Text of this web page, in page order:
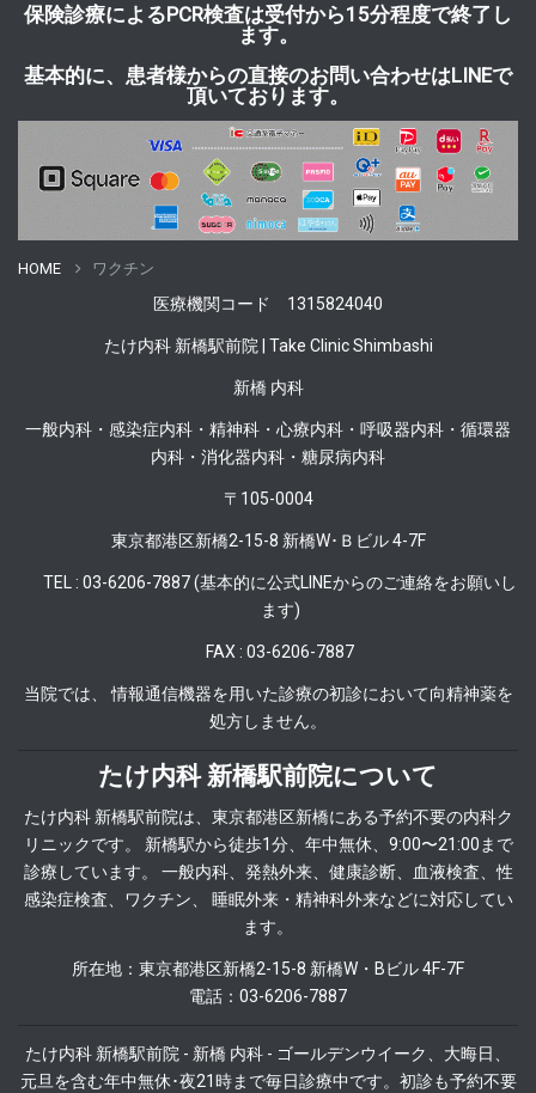
保険診療によるPCR検査は受付から15分程度で終了し
ます。
基本的に、患者様からの直接のお問い合わせはLINEで
頂いております。
HOME ワクチン
医療機関 コード 1315824040
たけ内科 新橋駅前院 | Take Clinic Shimbashi
新橋 内科
一般内科・感染症内科・精神科・心療内科・呼吸器内科・循環器
内科・消化器内科・糖尿病内科
〒105-0004
東京都港区新橋2-15-8 新橋W･Ｂビル 4-7F
TEL : 03-6206-7887 (基本的に公式LINEからのご連絡をお願いし
ます)
FAX : 03-6206-7887
当院では、 情報通信機器を用いた診療の初診において向精神薬を
処方しません。
たけ内科 新橋駅前院について
たけ内科 新橋駅前院は、東京都港区新橋にある予約不要の内科ク
リニックです。 新橋駅から徒歩1分、年中無休、9:00〜21:00まで
診療しています。 一般内科、発熱外来、健康診断、血液検査、性
感染症検査、ワクチン、 睡眠外来・精神科外来などに対応してい
ます。
所在地：東京都港区新橋2-15-8 新橋W・Bビル 4F-7F
電話：03-6206-7887
たけ内科 新橋駅前院 - 新橋 内科 - ゴールデンウイーク、大晦日、
元旦を含む年中無休･夜21時まで毎日診療中です。初診も予約不要